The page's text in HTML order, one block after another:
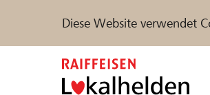
Diese Website verwendet